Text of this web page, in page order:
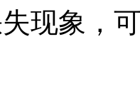
现象，